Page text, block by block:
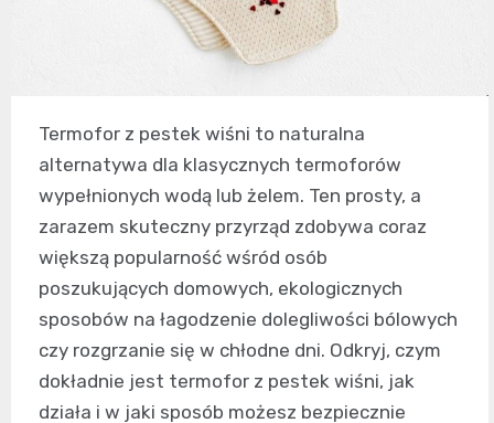
Termofor z pestek wiśni to naturalna
alternatywa dla klasycznych termoforów
wypełnionych wodą lub żelem. Ten prosty, a
zarazem skuteczny przyrząd zdobywa coraz
większą popularność wśród osób
poszukujących domowych, ekologicznych
sposobów na łagodzenie dolegliwości bólowych
czy rozgrzanie się w chłodne dni. Odkryj, czym
dokładnie jest termofor z pestek wiśni, jak
działa i w jaki sposób możesz bezpiecznie